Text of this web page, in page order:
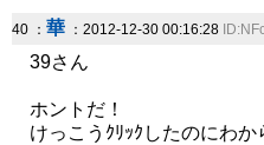
40 ： 華 ：2012-12-30 00:16:28
39さん
ホントだ！
けっこうｸﾘｯｸしたのにわ